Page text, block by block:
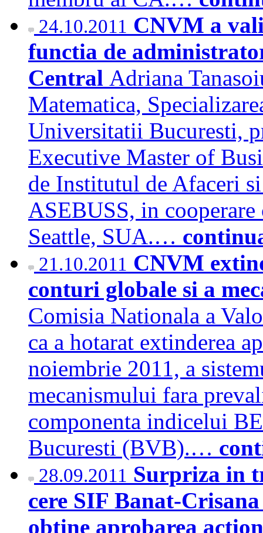
24.10.2011 CNVM a
functia de
Central Adriana
Matematica,
Universitatii Bucuresti,
Executive Master of
de Institutul de Afaceri
ASEBUSS, in
Seattle, SUA.…
21.10.2011 CNVM
conturi globale si a
Comisia Nationala a
ca a hotarat extinderea
noiembrie 2011, a
mecanismului fara
componenta indicelui
Bucuresti (BVB).…
28.09.2011 Surpriza in
cere SIF Banat-
obtine aprobarea